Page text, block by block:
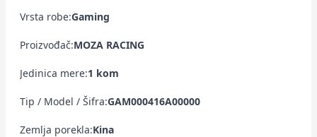
Vrsta robe:Gaming
Proizvođač:MOZA RACING
Jedinica mere:1 kom
Tip / Model / Šifra:GAM000416A00000
Zemlja porekla:Kina